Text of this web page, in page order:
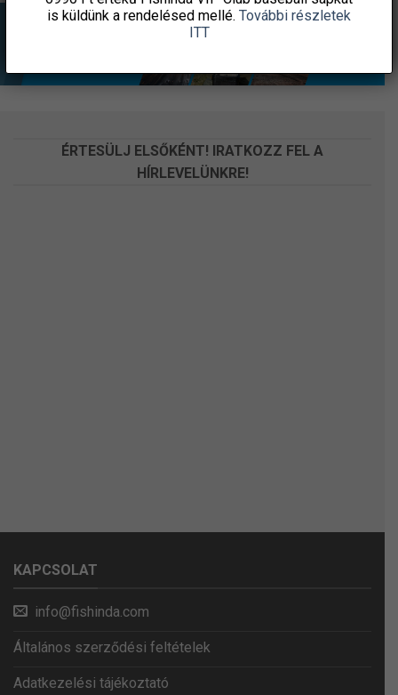
ÉRTESÜLJ ELSŐKÉNT! IRATKOZZ FEL A
HÍRLEVELÜNKRE!
KAPCSOLAT
info@fishinda.com
Általános szerződési feltételek
Adatkezelési tájékoztató
is küldünk a rendelésed mellé. További részletek
ITT